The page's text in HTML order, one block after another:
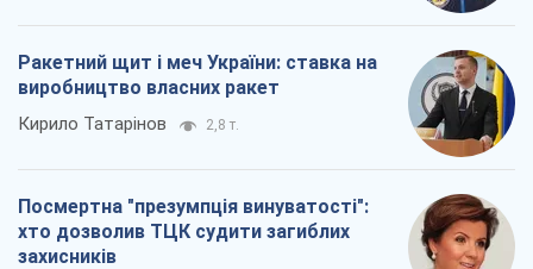
Ракетний щит і меч України: ставка на
виробництво власних ракет
Кирило Татарінов 2,8 т.
Посмертна "презумпція винуватості":
хто дозволив ТЦК судити загиблих
захисників